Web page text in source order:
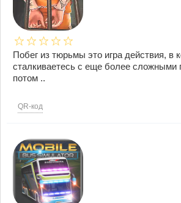
Побег из тюрьмы это игра действия, в
сталкиваетесь с еще более сложными
потом ..
QR-код